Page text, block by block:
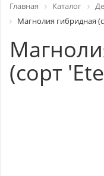
Главная Каталог
Магнолия гибридная
(сорт